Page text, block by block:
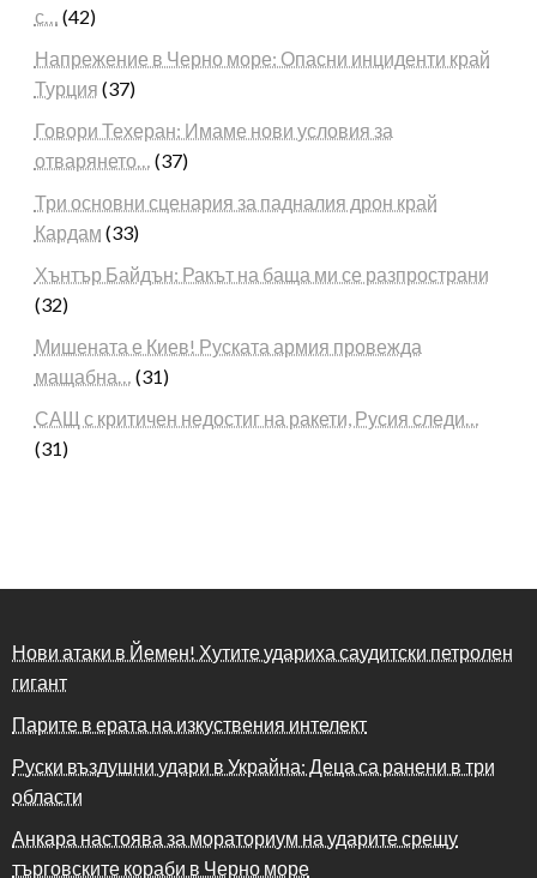
с… (42)
Напрежение в Черно море: Опасни инциденти край
Турция (37)
Говори Техеран: Имаме нови условия за
отварянето… (37)
Три основни сценария за падналия дрон край
Кардам (33)
Хънтър Байдън: Ракът на баща ми се разпространи
(32)
Мишената е Киев! Руската армия провежда
мащабна… (31)
САЩ с критичен недостиг на ракети, Русия следи…
(31)
Нови атаки в Йемен! Хутите удариха саудитски петролен
гигант
Парите в ерата на изкуствения интелект
Руски въздушни удари в Украйна: Деца са ранени в три
области
Анкара настоява за мораториум на ударите срещу
търговските кораби в Черно море